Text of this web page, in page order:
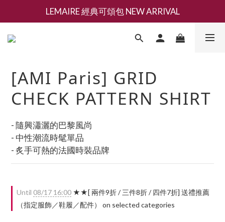
新會員募集現領抵用千元購物金
LEMAIRE 經典可頌包 NEW ARRIVAL
香氛 / 家居 / 餐廚 [ 全館折上兩件9折，三件享85折 】
[AMI Paris] GRID
CHECK PATTERN SHIRT
- 隨興瀟灑的巴黎風尚
- 中性潮流時髦單品
- 炙手可熱的法國時裝品牌
Until 08/17 16:00 ★★[ 兩件9折 / 三件8折 / 四件7折] 送禮推薦
（指定服飾／鞋履／配件） on selected categories